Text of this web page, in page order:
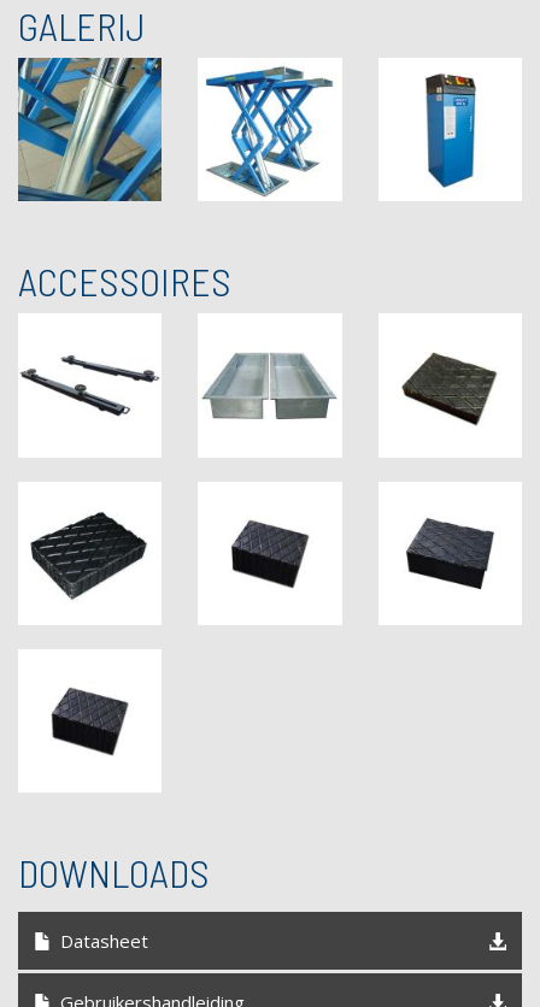
GALERIJ
ACCESSOIRES
DOWNLOADS
Datasheet